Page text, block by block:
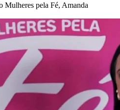
Mulheres pela Fé, Amanda